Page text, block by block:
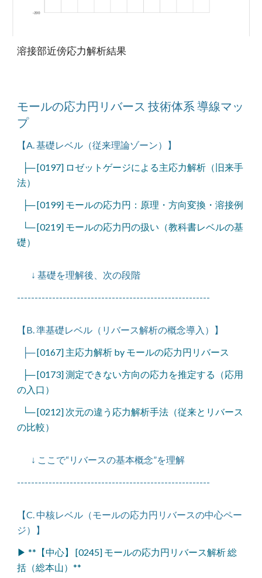
溶接部近傍応力解析結果
モールの応力円リバース 技術体系 導線マッ
プ
【A. 基礎レベル（従来理論ゾーン）】
├─ [0197] ロゼットゲージによる主応力解析（旧来手
法）
├─ [0199] モールの応力円：原理・方向変換・溶接例
└─ [0219] モールの応力円の扱い（教科書レベルの基
礎）
↓ 基礎を理解後、次の段階
-------------------------------------------------------
【B. 準基礎レベル（リバース解析の概念導入）】
├─[0167] 主応力解析 by モールの応力円リバース
├─ [0173] 測定できない方向の応力を推定する（応用
の入口）
└─ [0212] 次元の違う応力解析手法（従来とリバース
の比較）
↓ ここで“リバースの基本概念”を理解
-------------------------------------------------------
【C. 中核レベル（モールの応力円リバースの中心ペー
ジ）】
▶ **【中心】 [0245] モールの応力円リバース解析 総
括（総本山）**